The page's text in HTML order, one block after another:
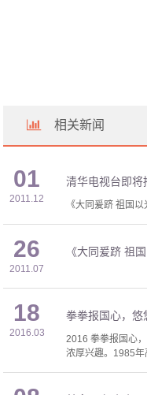
相关新闻
01
2011.12
清华电视台即将
《大同爰跻 祖国
26
2011.07
《大同爰跻 祖
18
2016.03
拳拳报国心，
2016 拳拳报国心
浓厚兴趣。1985年